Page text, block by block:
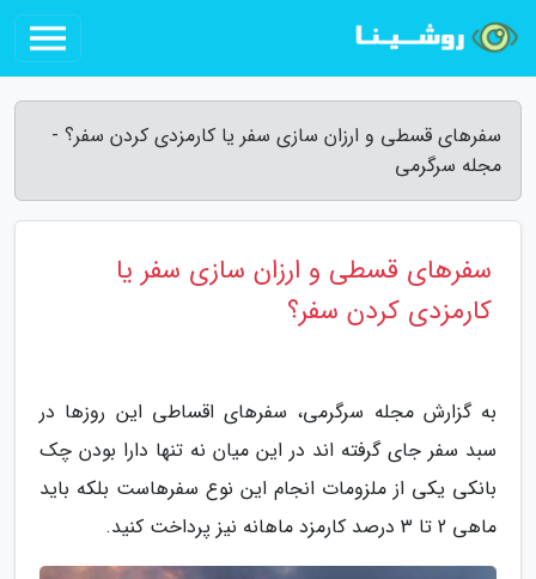
سفرهای قسطی و ارزان سازی سفر یا کارمزدی کردن سفر؟ -
مجله سرگرمی
سفرهای قسطی و ارزان سازی سفر یا
کارمزدی کردن سفر؟
به گزارش مجله سرگرمی، سفرهای اقساطی این روزها در
سبد سفر جای گرفته اند در این میان نه تنها دارا بودن چک
بانکی یکی از ملزومات انجام این نوع سفرهاست بلکه باید
ماهی 2 تا 3 درصد کارمزد ماهانه نیز پرداخت کنید.